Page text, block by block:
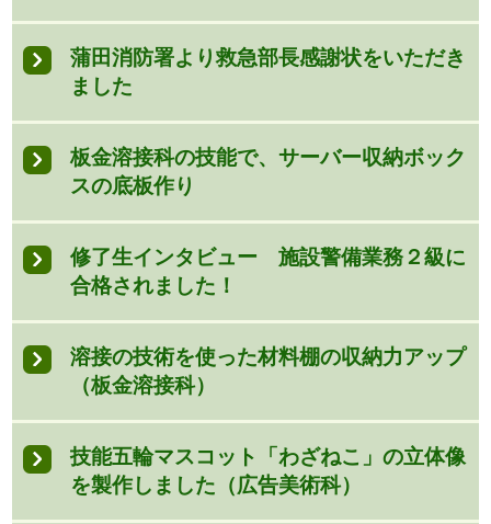
蒲田消防署より救急部長感謝状をいただき
ました
板金溶接科の技能で、サーバー収納ボック
スの底板作り
修了生インタビュー 施設警備業務２級に
合格されました！
溶接の技術を使った材料棚の収納力アップ
（板金溶接科）
技能五輪マスコット「わざねこ」の立体像
を製作しました（広告美術科）